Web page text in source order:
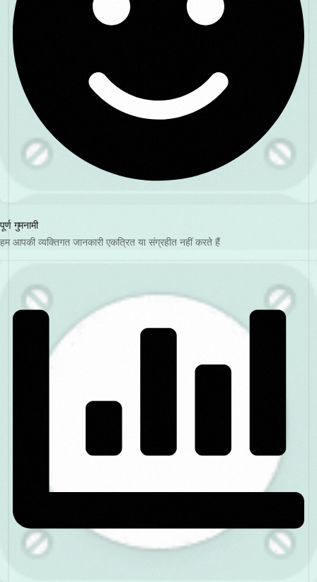
पूर्ण गुमनामी
हम आपकी व्यक्तिगत जानकारी एकत्रित या संग्रहीत नहीं करते हैं